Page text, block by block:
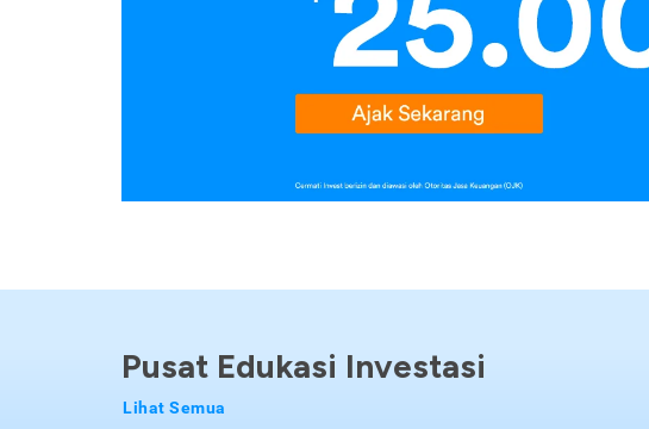
Pusat Edukasi Investasi
Lihat Semua